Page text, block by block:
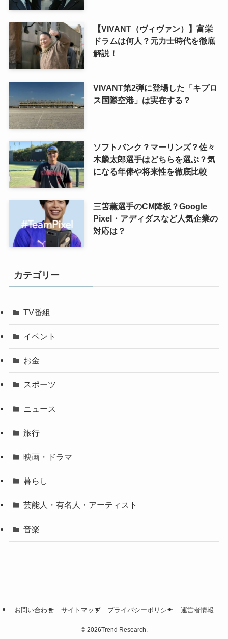
【VIVANT（ヴィヴァン）】富栄
ドラムは何人？元力士時代を徹底
解説！
VIVANT第2弾に登場した「キプロ
ス国際空港」は実在する？
ソフトバンク？マーリンズ？佐々
木麟太郎選手はどちらを選ぶ？気
になる年俸や将来性を徹底比較
三笘薫選手のCM降板？Google
Pixel・アディダスなど人気企業の
対応は？
カテゴリー
TV番組
イベント
お金
スポーツ
ニュース
旅行
映画・ドラマ
暮らし
芸能人・有名人・アーティスト
音楽
お問い合わせ サイトマップ プライバシーポリシー 運営者情報
©2026Trend Research.